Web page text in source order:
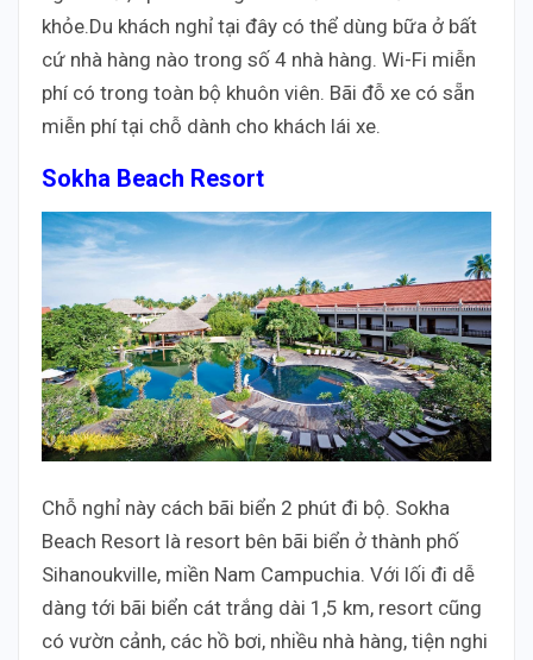
khỏe.Du khách nghỉ tại đây có thể dùng bữa ở bất
cứ nhà hàng nào trong số 4 nhà hàng. Wi-Fi miễn
phí có trong toàn bộ khuôn viên. Bãi đỗ xe có sẵn
miễn phí tại chỗ dành cho khách lái xe.
Sokha Beach Resort
Chỗ nghỉ này cách bãi biển 2 phút đi bộ. Sokha
Beach Resort là resort bên bãi biển ở thành phố
Sihanoukville, miền Nam Campuchia. Với lối đi dễ
dàng tới bãi biển cát trắng dài 1,5 km, resort cũng
có vườn cảnh, các hồ bơi, nhiều nhà hàng, tiện nghi